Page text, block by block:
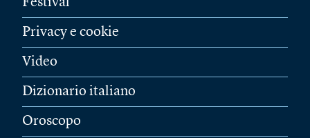
Festival
Privacy e cookie
Video
Dizionario italiano
Oroscopo